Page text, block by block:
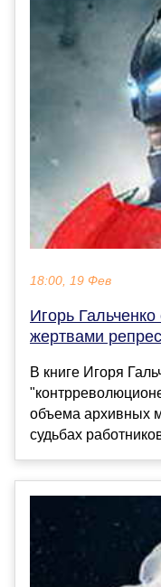
18:00, 19 Фев
Игорь
жертвами
В книге Игоря
объема архивных
судьбах